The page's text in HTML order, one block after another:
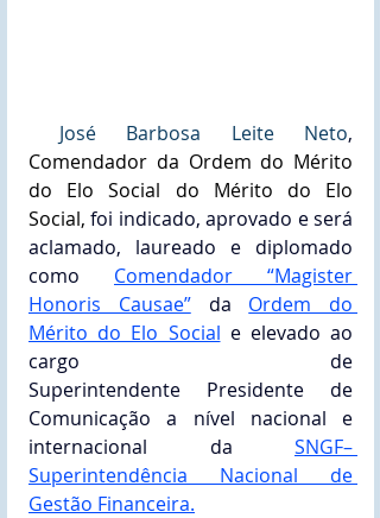
José Barbosa Leite Neto
Comendador da Ordem do Mérito
do Elo Social do Mérito do Elo
Social, foi indicado, aprovado e será
aclamado, laureado e diplomado
como Comendador “Magister
Honoris Causae” da Ordem do
Mérito do Elo Social e elevado ao
cargo de
Superintendente Presidente de
Comunicação a nível nacional e
internacional da SNGF–
Superintendência Nacional de
Gestão Financeira.